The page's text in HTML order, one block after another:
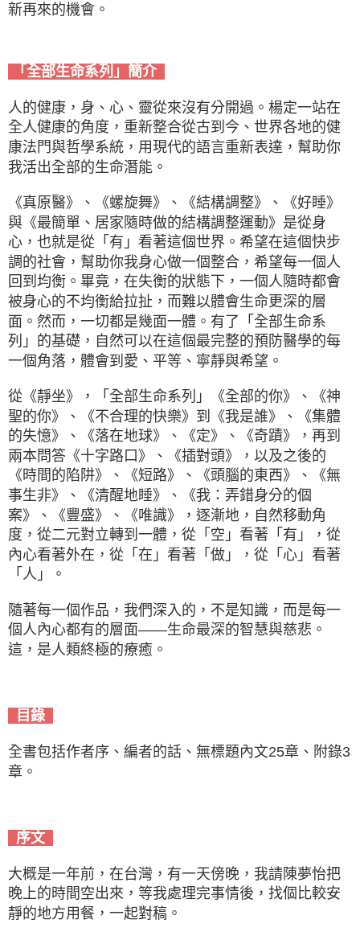
新再來的機會。
「全部生命系列」簡介
人的健康，身、心、靈從來沒有分開過。楊定一站在
全人健康的角度，重新整合從古到今、世界各地的健
康法門與哲學系統，用現代的語言重新表達，幫助你
我活出全部的生命潛能。
《真原醫》、《螺旋舞》、《結構調整》、《好睡》
與《最簡單、居家隨時做的結構調整運動》是從身
心，也就是從「有」看著這個世界。希望在這個快步
調的社會，幫助你我身心做一個整合，希望每一個人
回到均衡。畢竟，在失衡的狀態下，一個人隨時都會
被身心的不均衡給拉扯，而難以體會生命更深的層
面。然而，一切都是幾面一體。有了「全部生命系
列」的基礎，自然可以在這個最完整的預防醫學的每
一個角落，體會到愛、平等、寧靜與希望。
從《靜坐》，「全部生命系列」《全部的你》、《神
聖的你》、《不合理的快樂》到《我是誰》、《集體
的失憶》、《落在地球》、《定》、《奇蹟》，再到
兩本問答《十字路口》、《插對頭》，以及之後的
《時間的陷阱》、《短路》、《頭腦的東西》、《無
事生非》、《清醒地睡》、《我：弄錯身分的個
案》、《豐盛》、《唯識》，逐漸地，自然移動角
度，從二元對立轉到一體，從「空」看著「有」，從
內心看著外在，從「在」看著「做」，從「心」看著
「人」。
隨著每一個作品，我們深入的，不是知識，而是每一
個人內心都有的層面——生命最深的智慧與慈悲。
這，是人類終極的療癒。
目錄
全書包括作者序、編者的話、無標題內文25章、附錄3
章。
序文
大概是一年前，在台灣，有一天傍晚，我請陳夢怡把
晚上的時間空出來，等我處理完事情後，找個比較安
靜的地方用餐，一起對稿。